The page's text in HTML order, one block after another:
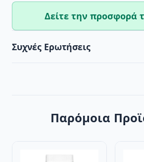
Δείτε την προσφορά
Συχνές Ερωτήσεις
Παρόμοια